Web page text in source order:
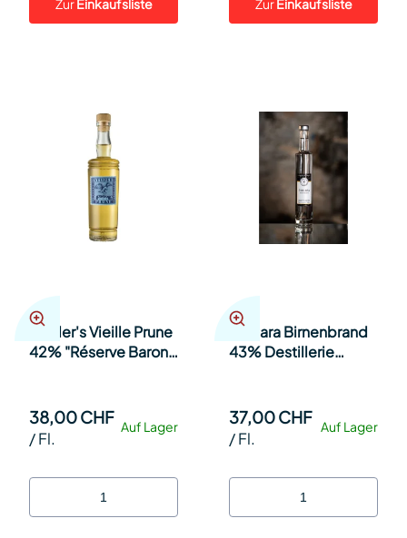
ZurEinkaufsliste ZurEinkaufsliste
Studer's Vieille Prune
42% "Réserve Baron
Auf Lager
38,00 CHF
/Fl.
Subiara Birnenbrand
43% Destillerie
Auf Lager
37,00 CHF
/Fl.